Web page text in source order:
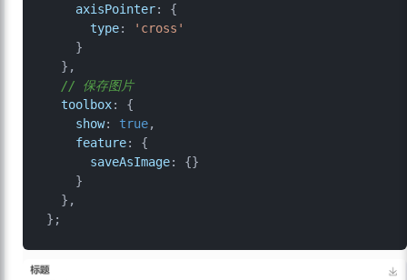
axisPointer: {
type:
'cross'
// 保存图片
toolbox: {
show: true,
feature: {
saveAsImage: {}